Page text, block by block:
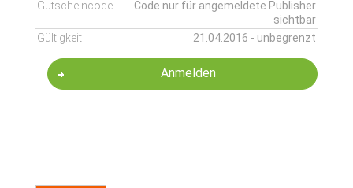
Gutscheincode
Code nur für angemeldete Publisher
sichtbar
Gültigkeit
21.04.2016 - unbegrenzt
Anmelden